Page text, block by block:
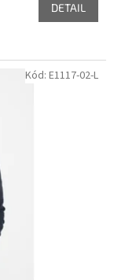
DETAIL
Kód: E1117-02-L